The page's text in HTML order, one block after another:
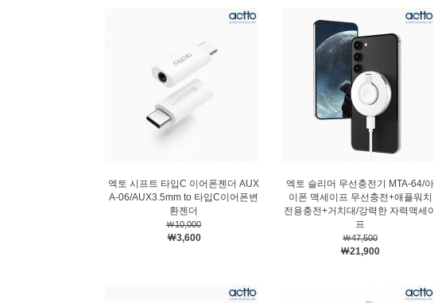
엑토 시프트 타입C 이어폰젠더 AUX
A-06/AUX3.5mm to 타입C이어폰변
환젠더
￦10,000
￦3,600
엑토 슬리머 무선충전기 MTA-64/아
이폰 맥세이프 무선충전+애플워치
전용충전+거치대/강력한 자력맥세이
프
￦47,500
￦21,900